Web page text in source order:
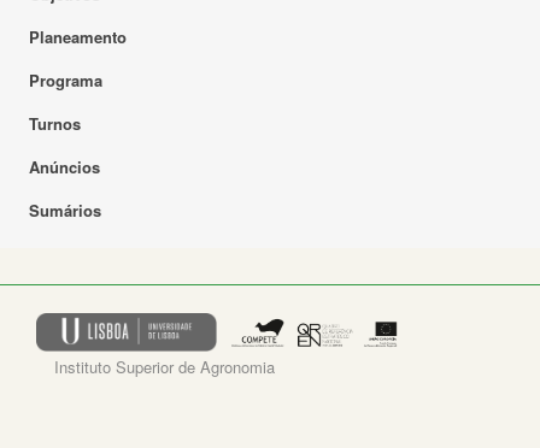
Planeamento
Programa
Turnos
Anúncios
Sumários
Instituto Superior de Agronomia